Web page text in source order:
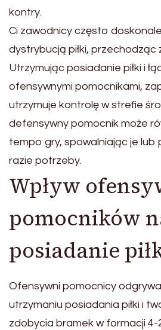
kontry.
Ci zawodnicy często
dystrybucją piłki, przechodząc
Utrzymując posiadanie piłki i
ofensywnymi pomocnikami,
utrzymuje kontrolę w strefie
defensywny pomocnik może
tempo gry, spowalniając je lub
razie potrzeby.
Wpływ
pomocników
posiadanie
Ofensywni pomocnicy
utrzymaniu posiadania piłki i
zdobycia bramek w formacji 4-